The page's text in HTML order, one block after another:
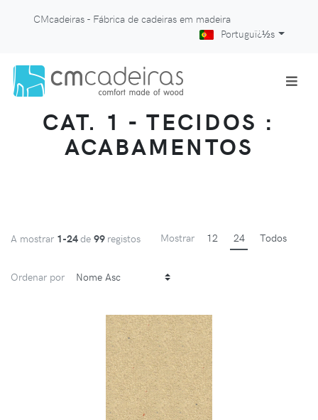
CMcadeiras - Fábrica de cadeiras em madeira
Portuguï¿½s
CAT. 1 - TECIDOS :
ACABAMENTOS
A mostrar 1-24de 99 registos Mostrar 12 24 Todos
Ordenar por